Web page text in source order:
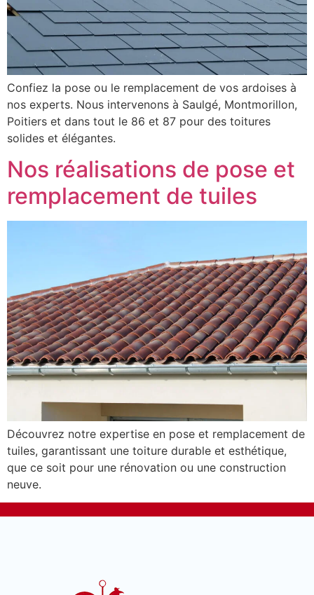
Confiez la pose ou le remplacement de vos ardoises à
nos experts. Nous intervenons à Saulgé, Montmorillon,
Poitiers et dans tout le 86 et 87 pour des toitures
solides et élégantes.
Nos réalisations de pose et
remplacement de tuiles
Découvrez notre expertise en pose et remplacement de
tuiles, garantissant une toiture durable et esthétique,
que ce soit pour une rénovation ou une construction
neuve.